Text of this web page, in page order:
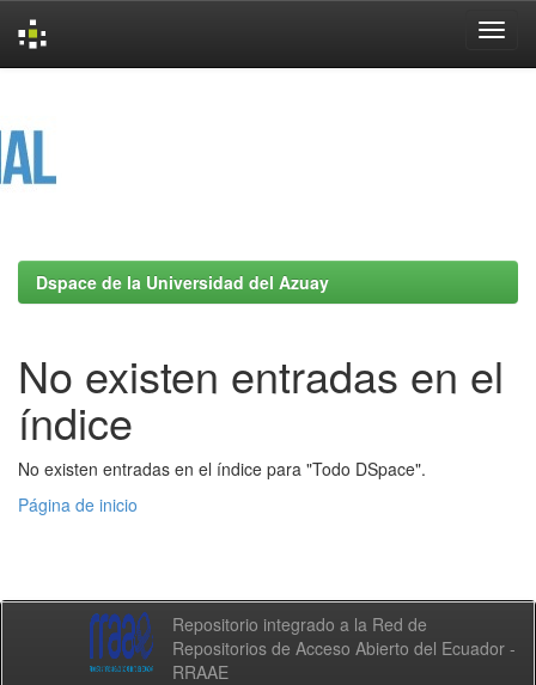
Dspace de la Universidad del Azuay
No existen entradas en el
índice
No existen entradas en el índice para "Todo DSpace".
Página de inicio
Repositorio integrado a la Red de
Repositorios de Acceso Abierto del Ecuador -
RRAAE